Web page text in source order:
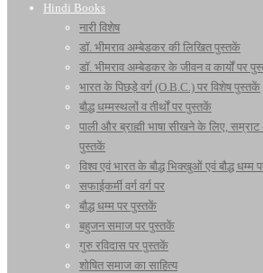
Hindi Books
नारी विशेष
डॉ. भीमराव अम्बेडकर की लिखित पुस्तकें
डॉ. भीमराव अम्बेडकर के जीवन व कार्यों पर
भारत के पिछड़े वर्ग (O.B.C.) पर विशेष पुस्तकें
बौद्ध धम्मस्थलों व तीर्थों पर पुस्तकें
पाली और ब्राह्मी भाषा सीखने के लिए,
पुस्तकें
विश्व एवं भारत के बौद्ध भिक्खुओं एवं बौद्ध धम्म
सफाईकर्मी वर्ग वर्ग पर
बौद्ध धम्म पर पुस्तकें
बहुजन समाज पर पुस्तकें
गुरु रविदास पर पुस्तकें
शोषित समाज का साहित्य